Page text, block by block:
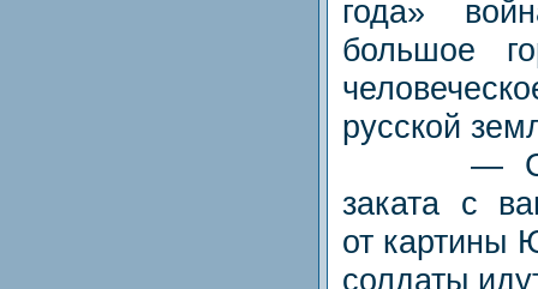
года»
большое
русской
—
заката с
от картины
солдаты